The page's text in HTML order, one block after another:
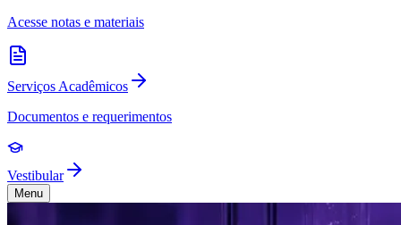
Acesse notas e materiais
Serviços Acadêmicos
Documentos e requerimentos
Vestibular
Menu